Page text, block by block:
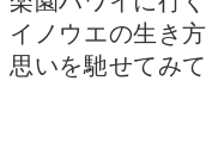
イノウエの生き
思いを馳せてみ